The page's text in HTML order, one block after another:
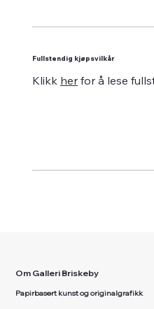
Fullstendig kjøpsvilkår
Klikk herfor å lese
Om Galleri Briskeby
Papirbasert kunst og originalgrafikk